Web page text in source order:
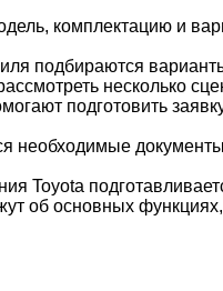
комплектацию и
подбираются
несколько
подготовить
необходимые
Toyota
об основных